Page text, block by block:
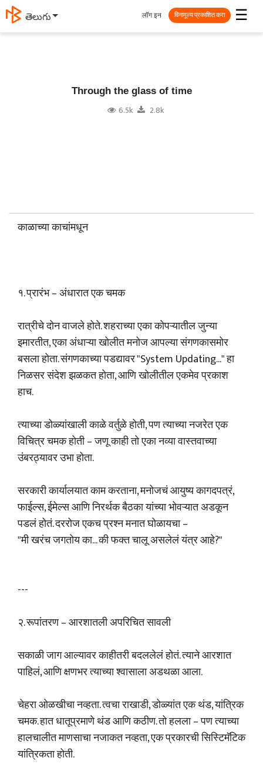
తెలుగు ☰
लॉग इन विनामूल्य प्रकाशित करा
Through the glass of time
6.5k 2.8k
काळाच्या काचांमधून
१. प्रारंभ – अंधारात एक चमक
रात्रीचे दोन वाजले होते. शहराच्या एका कोपऱ्यातील जुन्या
इमारतीत, एका अंधाऱ्या खोलीत मनोज आपल्या संगणकासमोर
बसला होता. संगणकाच्या पडद्यावर "System Updating..." हा
निळसर संदेश झळकत होता, आणि खोलीतील एकमेव प्रकाश
हाच.
त्याच्या डोळ्यांखाली काळे वर्तुळे होती, पण त्याच्या नजरेत एक
विचित्र चमक होती – जणू काही तो एका नव्या वास्तवाच्या
उंबरठ्यावर उभा होता.
सरकारी कार्यालयात काम करताना, मनोजचं आयुष्य कागदपत्रं,
फाईल्स, ईमेल्स आणि निरर्थक बैठका यांच्या भोवऱ्यात अडकून
पडलं होतं. दररोज एकच प्रश्न मनात घोळायचा –
"मी खरंच जगतोय का... की फक्त चालू असलेलं यंत्र आहे?"
---
२. रूपांतरण – आरशातली अपरिचित सावली
सकाळी जाग आल्यावर काहीतरी बदललेलं होतं. त्याने आरशात
पाहिलं, आणि क्षणभर त्याच्या श्वासाला अडथळा आला.
चेहरा ओळखीचा नव्हता. त्वचा राखाडी, डोळ्यांत एक थंड, यांत्रिक
चमक. हात धातूप्रमाणे थंड आणि कठीण. तो हलला – पण त्याच्या
हालचालीत माणसाचा नजाकत नव्हता, एक प्रकारची सिस्टिमॅटिक
यांत्रिकता होती.